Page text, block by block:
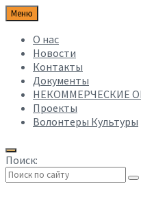
Меню
О нас
Новости
Контакты
Документы
НЕКОММЕРЧЕСКИЕ
Проекты
Волонтеры Культуры
Поиск: